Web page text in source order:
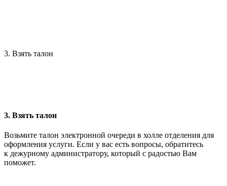
3. Взять талон
3. Взять талон
Возьмите талон электронной очереди в холле отделения для
оформления услуги. Если у вас есть вопросы, обратитесь
к дежурному администратору, который с радостью Вам
поможет.